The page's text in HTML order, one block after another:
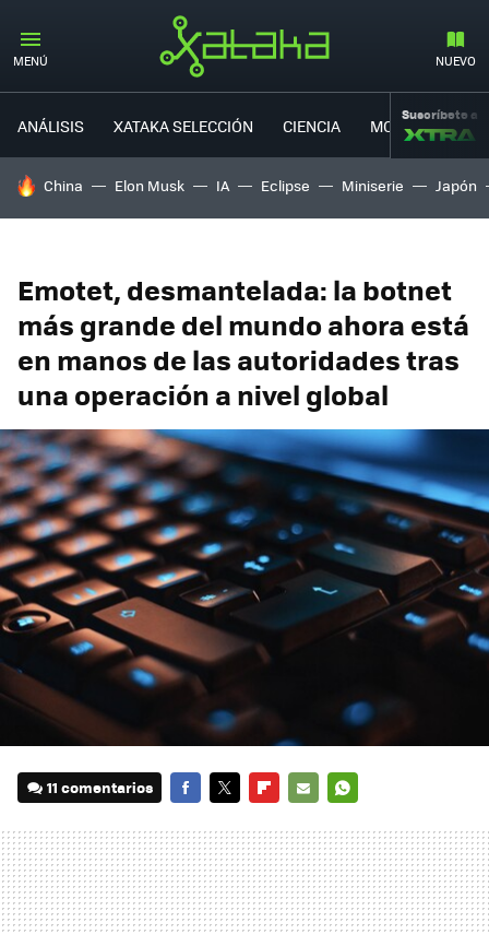
MENÚ NUEVO
ANÁLISIS XATAKA SELECCIÓN CIENCIA MOVILIDAD
Suscríbete a
HOY SE HABLA DE
China Elon Musk IA Eclipse Miniserie Japón
Emotet, desmantelada: la botnet
más grande del mundo ahora está
en manos de las autoridades tras
una operación a nivel global
11 comentarios
MAIL